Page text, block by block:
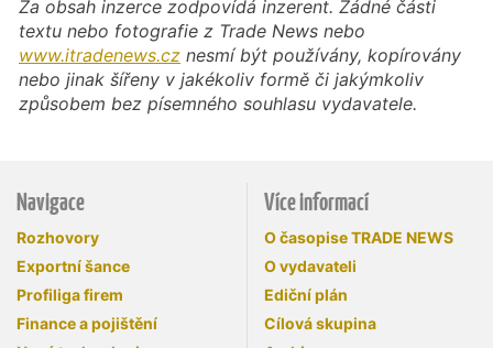
Za obsah inzerce zodpovídá inzerent. Žádné části
textu nebo fotografie z Trade News nebo
www.itradenews.cz nesmí být používány, kopírovány
nebo jinak šířeny v jakékoliv formě či jakýmkoliv
způsobem bez písemného souhlasu vydavatele.
Navigace
Rozhovory
Exportní šance
Profiliga firem
Finance a pojištění
Více informací
O časopise TRADE NEWS
O vydavateli
Ediční plán
Cílová skupina